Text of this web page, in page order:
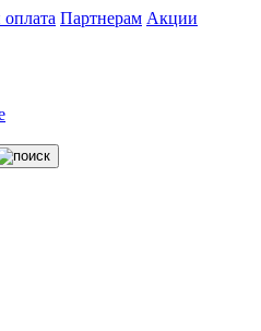
Партнерам Акции